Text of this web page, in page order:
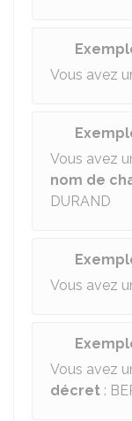
Vous avez
Vous avez
nom de
DURAND
Vous avez
Vous avez
décret :